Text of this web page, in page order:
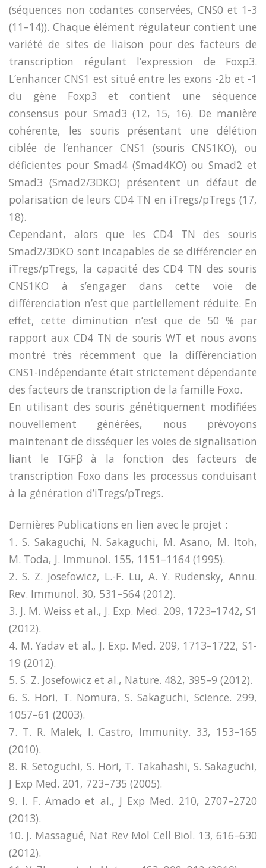
(séquences non codantes conservées, CNS0 et 1-3
(11–14)). Chaque élément régulateur contient une
variété de sites de liaison pour des facteurs de
transcription régulant l’expression de Foxp3.
L’enhancer CNS1 est situé entre les exons -2b et -1
du gène Foxp3 et contient une séquence
consensus pour Smad3 (12, 15, 16). De manière
cohérente, les souris présentant une délétion
ciblée de l’enhancer CNS1 (souris CNS1KO), ou
déficientes pour Smad4 (Smad4KO) ou Smad2 et
Smad3 (Smad2/3DKO) présentent un défaut de
polarisation de leurs CD4 TN en iTregs/pTregs (17,
18).
Cependant, alors que les CD4 TN des souris
Smad2/3DKO sont incapables de se différencier en
iTregs/pTregs, la capacité des CD4 TN des souris
CNS1KO à s’engager dans cette voie de
différenciation n’est que partiellement réduite. En
effet, cette diminution n’est que de 50 % par
rapport aux CD4 TN de souris WT et nous avons
montré très récemment que la différenciation
CNS1-indépendante était strictement dépendante
des facteurs de transcription de la famille Foxo.
En utilisant des souris génétiquement modifiées
nouvellement générées, nous prévoyons
maintenant de disséquer les voies de signalisation
liant le TGFβ à la fonction des facteurs de
transcription Foxo dans les processus conduisant
à la génération d’iTregs/pTregs.
Dernières Publications en lien avec le projet :
1. S. Sakaguchi, N. Sakaguchi, M. Asano, M. Itoh,
M. Toda, J. Immunol. 155, 1151–1164 (1995).
2. S. Z. Josefowicz, L.-F. Lu, A. Y. Rudensky, Annu.
Rev. Immunol. 30, 531–564 (2012).
3. J. M. Weiss et al., J. Exp. Med. 209, 1723–1742, S1
(2012).
4. M. Yadav et al., J. Exp. Med. 209, 1713–1722, S1-
19 (2012).
5. S. Z. Josefowicz et al., Nature. 482, 395–9 (2012).
6. S. Hori, T. Nomura, S. Sakaguchi, Science. 299,
1057–61 (2003).
7. T. R. Malek, I. Castro, Immunity. 33, 153–165
(2010).
8. R. Setoguchi, S. Hori, T. Takahashi, S. Sakaguchi,
J Exp Med. 201, 723–735 (2005).
9. I. F. Amado et al., J Exp Med. 210, 2707–2720
(2013).
10. J. Massagué, Nat Rev Mol Cell Biol. 13, 616–630
(2012).